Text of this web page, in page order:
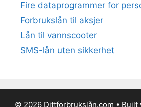
Fire dataprogrammer for
Forbrukslån til aksjer
Lån til vannscooter
SMS-lån uten sikkerhet
© 2026 Dittforbrukslån.com • Built